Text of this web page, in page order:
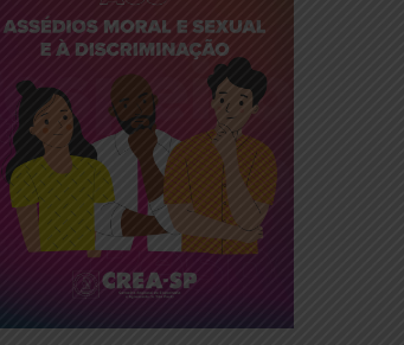
Cartilha CREA/SP